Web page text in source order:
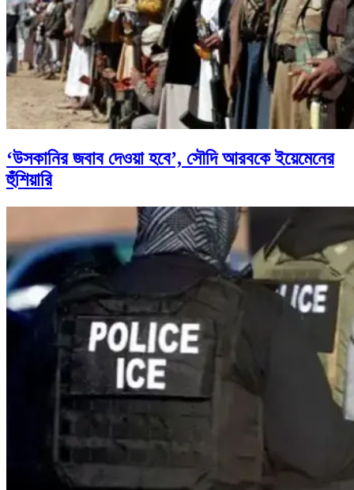
‘উসকানির জবাব দেওয়া হবে’, সৌদি আরবকে ইয়েমেনের
হুঁশিয়ারি